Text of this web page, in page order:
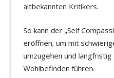
altbekannten Kritikers.
So kann der „Self
eröffnen, um mit
umzugehen und
Wohlbefinden führen.